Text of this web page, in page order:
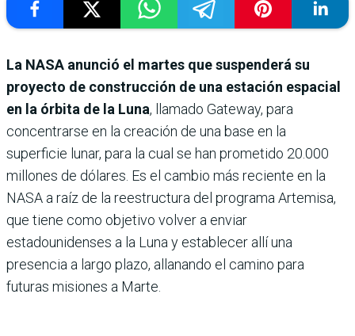
La NASA anunció el martes que suspenderá su
proyecto de construcción de una estación espacial
en la órbita de la Luna, llamado Gateway, para
concentrarse en la creación de una base en la
superficie lunar, para la cual se han prometido 20.000
millones de dólares. Es el cambio más reciente en la
NASA a raíz de la reestructura del programa Artemisa,
que tiene como objetivo volver a enviar
estadounidenses a la Luna y establecer allí una
presencia a largo plazo, allanando el camino para
futuras misiones a Marte.